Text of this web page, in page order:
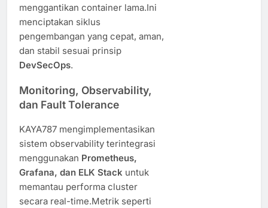
menggantikan container lama.Ini
menciptakan siklus
pengembangan yang cepat, aman,
dan stabil sesuai prinsip
DevSecOps.
Monitoring, Observability,
dan Fault Tolerance
KAYA787 mengimplementasikan
sistem observability terintegrasi
menggunakan Prometheus,
Grafana, dan ELK Stack untuk
memantau performa cluster
secara real-time.Metrik seperti